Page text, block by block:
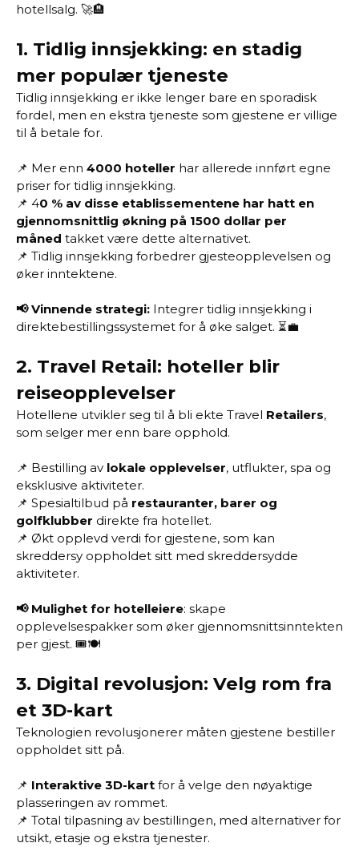
hotellsalg. 🚀🏨
1. Tidlig innsjekking: en stadig
mer populær tjeneste
Tidlig innsjekking er ikke lenger bare en sporadisk
fordel, men en ekstra tjeneste som gjestene er villige
til å betale for.
📌 Mer enn 4000 hoteller har allerede innført egne
priser for tidlig innsjekking.
📌 40 % av disse etablissementene har hatt en
gjennomsnittlig økning på 1500 dollar per
måned takket være dette alternativet.
📌 Tidlig innsjekking forbedrer gjesteopplevelsen og
øker inntektene.
📢 Vinnende strategi: Integrer tidlig innsjekking i
direktebestillingssystemet for å øke salget. ⏳💼
2. Travel Retail: hoteller blir
reiseopplevelser
Hotellene utvikler seg til å bli ekte Travel Retailers,
som selger mer enn bare opphold.
📌 Bestilling av lokale opplevelser, utflukter, spa og
eksklusive aktiviteter.
📌 Spesialtilbud på restauranter, barer og
golfklubber direkte fra hotellet.
📌 Økt opplevd verdi for gjestene, som kan
skreddersy oppholdet sitt med skreddersydde
aktiviteter.
📢 Mulighet for hotelleiere: skape
opplevelsespakker som øker gjennomsnittsinntekten
per gjest. 🎟️🍽️
3. Digital revolusjon: Velg rom fra
et 3D-kart
Teknologien revolusjonerer måten gjestene bestiller
oppholdet sitt på.
📌 Interaktive 3D-kart for å velge den nøyaktige
plasseringen av rommet.
📌 Total tilpasning av bestillingen, med alternativer for
utsikt, etasje og ekstra tjenester.